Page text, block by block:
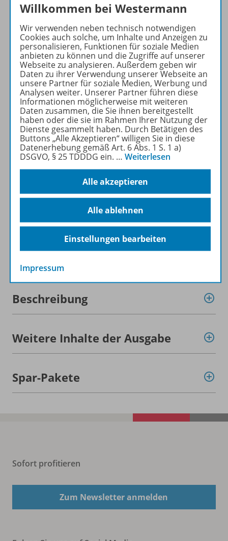
Förderschwerpunkt geistige
Entwicklung
Die Zeitschrift erscheint als
Print- und als digitale Version.
Beiträge und Materialien
können im Online-Archiv von
LERNEN KONKRET kostenlos
recherchiert und
heruntergeladen werden (nur
für Privatpersonen).
Jetzt kostengünstig
Probelesen oder gleich zum
Vorteilspreis abonnieren!
Zu den Angeboten
Beschreibung
Weitere Inhalte der Ausgabe
Spar-Pakete
Sofort profitieren
Zum Newsletter anmelden
Willkommen bei Westermann
Wir verwenden neben technisch notwendigen
Cookies auch solche, um Inhalte und Anzeigen zu
personalisieren, Funktionen für soziale Medien
anbieten zu können und die Zugriffe auf unserer
Webseite zu analysieren. Außerdem geben wir
Daten zu ihrer Verwendung unserer Webseite an
unsere Partner für soziale Medien, Werbung und
Analysen weiter. Unserer Partner führen diese
Informationen möglicherweise mit weiteren
Daten zusammen, die Sie ihnen bereitgestellt
haben oder die sie im Rahmen Ihrer Nutzung der
Dienste gesammelt haben. Durch Betätigen des
Buttons „Alle Akzeptieren“ willigen Sie in diese
Datenerhebung gemäß Art. 6 Abs. 1 S. 1 a)
DSGVO, § 25 TDDDG ein. … Weiterlesen
Alle akzeptieren
Alle ablehnen
Einstellungen bearbeiten
Impressum